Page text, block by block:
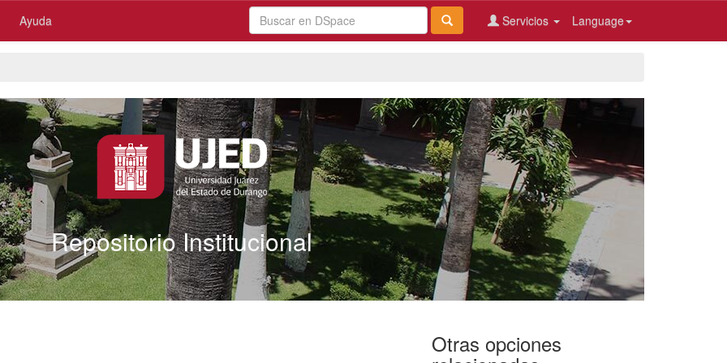
Ayuda Language
Servicios
Repositorio Institucional
Otras opciones